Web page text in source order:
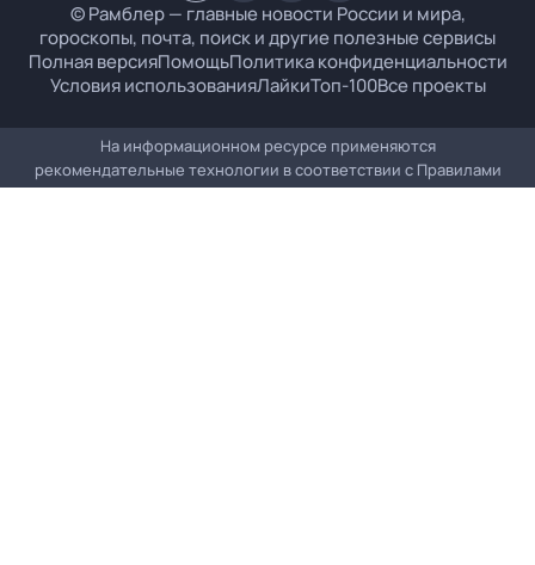
© Рамблер — главные новости России и мира,
гороскопы, почта, поиск и другие полезные сервисы
Полная версияПомощьПолитика конфиденциальности
Условия использованияЛайкиТоп-100Все проекты
На информационном ресурсе применяются
рекомендательные технологии в соответствии с Правилами